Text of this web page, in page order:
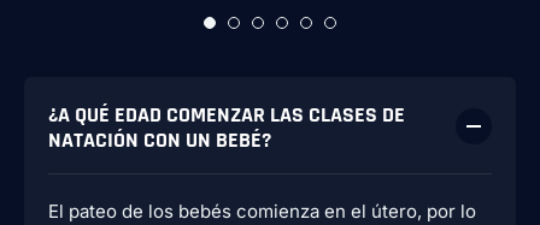
¿A QUÉ EDAD COMENZAR LAS CLASES DE
NATACIÓN CON UN BEBÉ?
El pateo de los bebés comienza en el útero, por lo